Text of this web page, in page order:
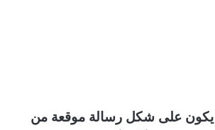
يكون على شكل رسالة موقعة من